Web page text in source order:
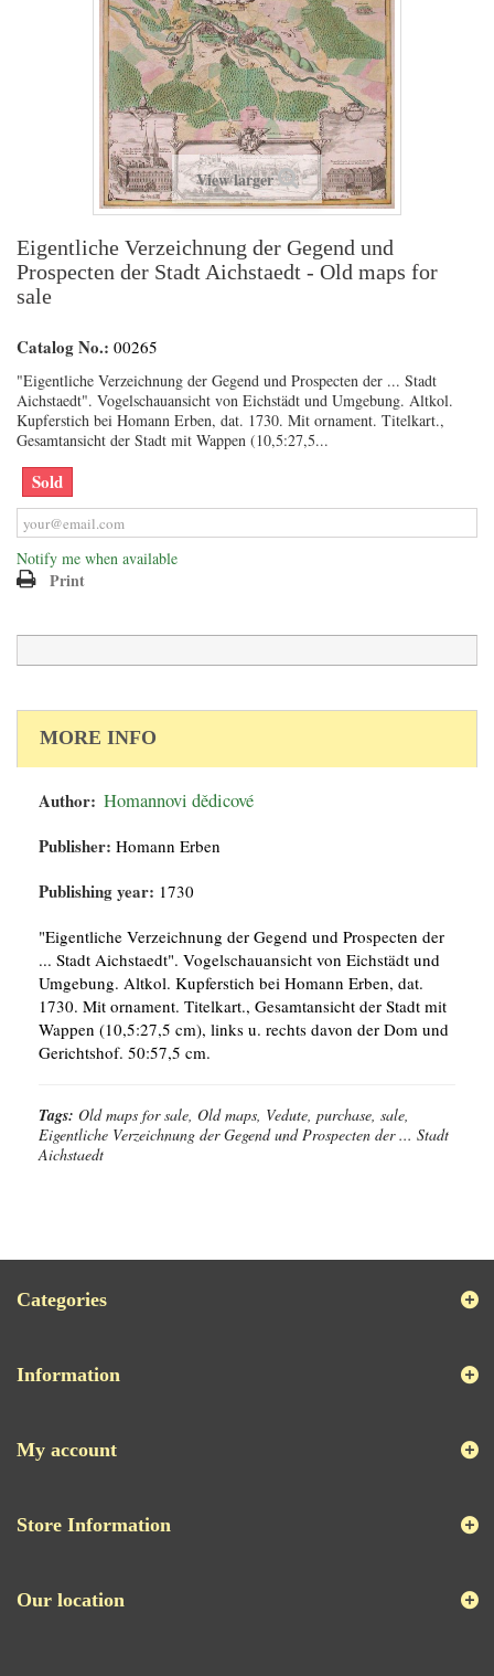
View larger
Eigentliche Verzeichnung der Gegend und
Prospecten der Stadt Aichstaedt - Old maps for
sale
Catalog No.: 00265
"Eigentliche Verzeichnung der Gegend und Prospecten der ... Stadt
Aichstaedt". Vogelschauansicht von Eichstädt und Umgebung. Altkol.
Kupferstich bei Homann Erben, dat. 1730. Mit ornament. Titelkart.,
Gesamtansicht der Stadt mit Wappen (10,5:27,5...
Sold
Notify me when available
Print
MORE INFO
Author: Homannovi dědicové
Publisher: Homann Erben
Publishing year: 1730
"Eigentliche Verzeichnung der Gegend und Prospecten der
... Stadt Aichstaedt". Vogelschauansicht von Eichstädt und
Umgebung. Altkol. Kupferstich bei Homann Erben, dat.
1730. Mit ornament. Titelkart., Gesamtansicht der Stadt mit
Wappen (10,5:27,5 cm), links u. rechts davon der Dom und
Gerichtshof. 50:57,5 cm.
Tags: Old maps for sale, Old maps, Vedute, purchase, sale,
Eigentliche Verzeichnung der Gegend und Prospecten der ... Stadt
Aichstaedt
Categories
Information
My account
Store Information
Our location